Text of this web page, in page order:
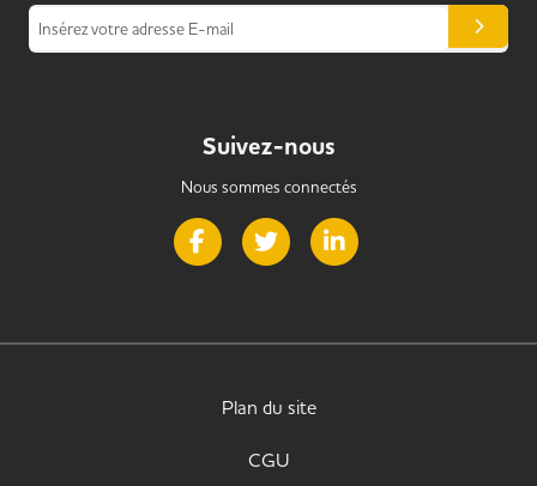
Insérez votre adresse E-mail
Suivez-nous
Nous sommes connectés
Page Facebook de Handi Alternance
Page Twitter de Handi Alternance
Plan du site
CGU